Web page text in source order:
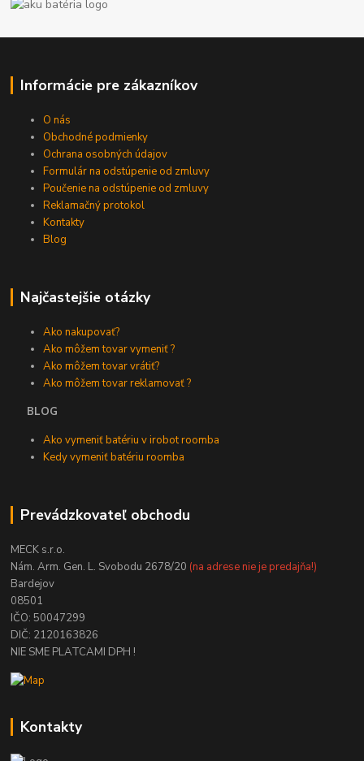
Informácie pre zákazníkov
O nás
Obchodné podmienky
Ochrana osobných údajov
Formulár na odstúpenie od zmluvy
Poučenie na odstúpenie od zmluvy
Reklamačný protokol
Kontakty
Blog
Najčastejšie otázky
Ako nakupovať?
Ako môžem tovar vymeniť ?
Ako môžem tovar vrátiť?
Ako môžem tovar reklamovať ?
BLOG
Ako vymeniť batériu v irobot roomba
Kedy vymeniť batériu roomba
Prevádzkovateľ obchodu
MECK s.r.o.
Nám. Arm. Gen. L. Svobodu 2678/20 (na adrese nie je predajňa!)
Bardejov
08501
IČO: 50047299
DIČ: 2120163826
NIE SME PLATCAMI DPH !
Kontakty